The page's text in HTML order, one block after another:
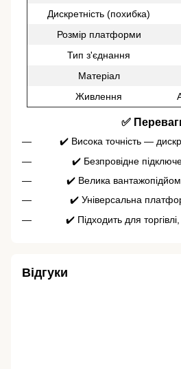
Дискретність (похибка)
Розмір платформи
Тип з'єднання
Матеріал
Живлення
✅
✔️ Висока точність —
✔️ Безпровідне
✔️ Велика
✔️ Універсальна
✔️ Підходить для торгівлі,
Відгуки